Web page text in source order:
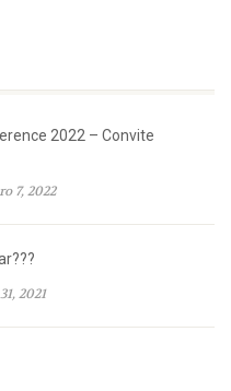
2022 – Convite
7, 2022
2021